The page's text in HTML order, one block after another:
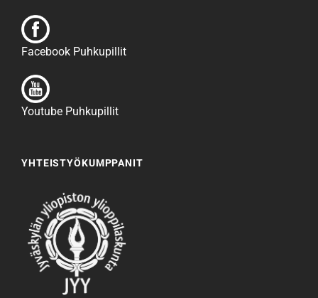
Facebook Puhkupillit
Youtube Puhkupillit
YHTEISTYÖKUMPPANIT